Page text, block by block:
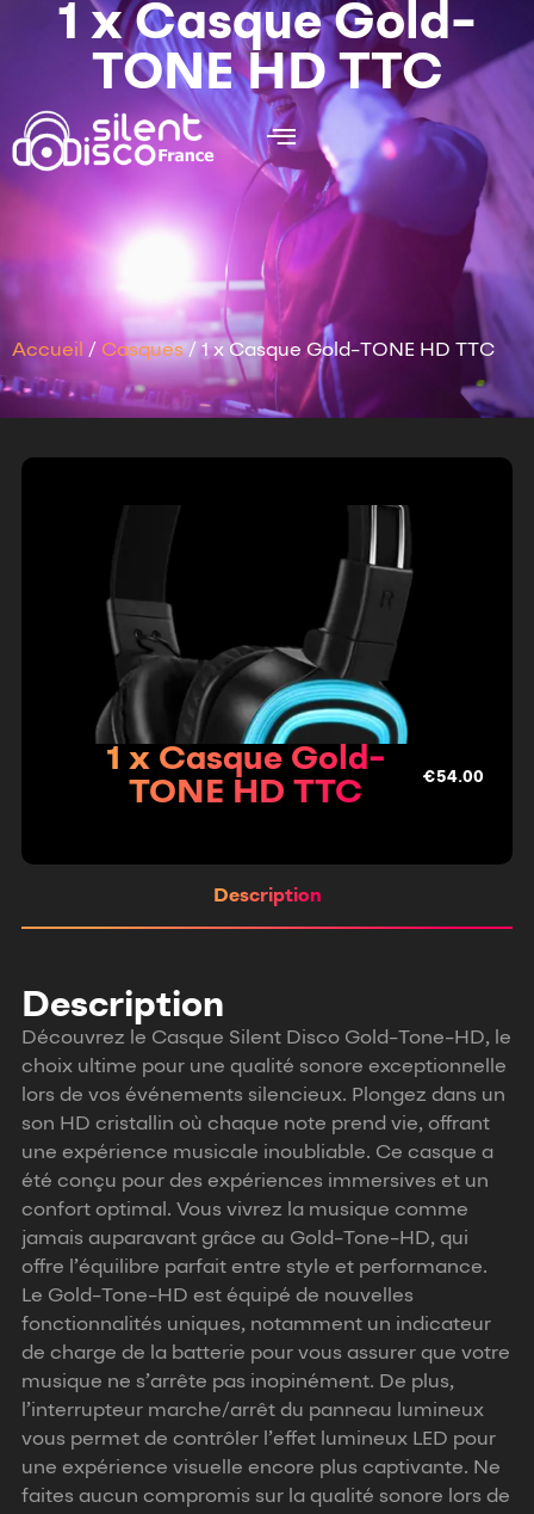
1 x Casque Gold-
TONE HD TTC
Accueil / Casques/ 1 x Casque Gold-TONE HD TTC
1 x Casque Gold-
TONE HD TTC
€54.00
Description
Description
Découvrez le Casque Silent Disco Gold-Tone-HD, le
choix ultime pour une qualité sonore exceptionnelle
lors de vos événements silencieux. Plongez dans un
son HD cristallin où chaque note prend vie, offrant
une expérience musicale inoubliable. Ce casque a
été conçu pour des expériences immersives et un
confort optimal. Vous vivrez la musique comme
jamais auparavant grâce au Gold-Tone-HD, qui
offre l’équilibre parfait entre style et performance.
Le Gold-Tone-HD est équipé de nouvelles
fonctionnalités uniques, notamment un indicateur
de charge de la batterie pour vous assurer que votre
musique ne s’arrête pas inopinément. De plus,
l’interrupteur marche/arrêt du panneau lumineux
vous permet de contrôler l’effet lumineux LED pour
une expérience visuelle encore plus captivante. Ne
faites aucun compromis sur la qualité sonore lors de